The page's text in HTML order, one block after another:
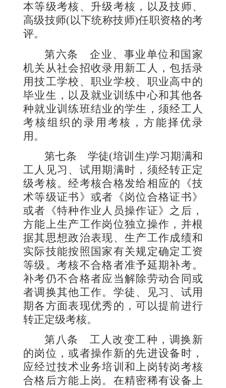
本等级考核、升级考核，以及技师、
高级技师(以下统称技师)任职资格的考
评。
第六条企业、事业单位和国家
机关从社会招收录用新工人，包括录
用技工学校、职业学校、职业高中的
毕业生，以及就业训练中心和其他各
种就业训练班结业的学生，须经工人
考核组织的录用考核，方能择优录
用。
第七条 学徒(培训生)学习期满和
工人见习、试用期满时，须经转正定
级考核。经考核合格发给相应的《技
术等级证书》或者《岗位合格证书》
或者《特种作业人员操作证》之后，
方能上生产工作岗位独立操作，并根
据其思想政治表现、生产工作成绩和
实际技能按照国家有关规定确定工资
等级。考核不合格者准予延期补考。
补考仍不合格者应当解除劳动合同或
者调换其他工作。学徒、见习、试用
期各方面表现优秀的，可以提前进行
转正定级考核。
第八条工人改变工种，调换新
的岗位，或者操作新的先进设备时，
应经过技术业务培训和上岗转岗考核
合格后方能上岗。在精密稀有设备上